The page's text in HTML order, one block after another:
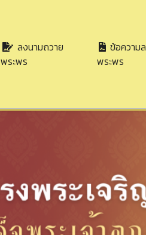
ลงนามถวาย
พระพร
ข้อความ
พระพร